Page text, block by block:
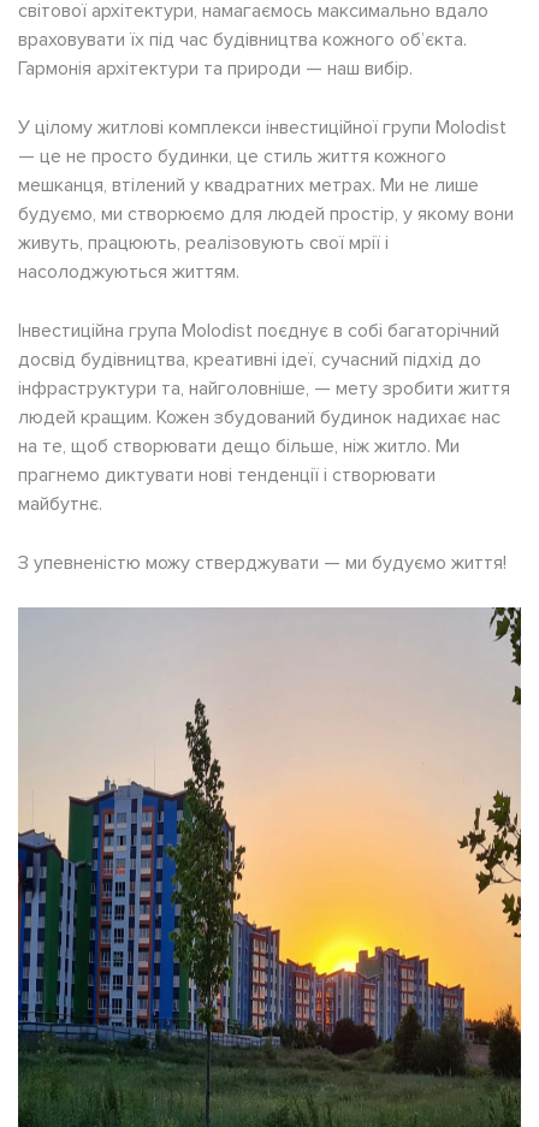
світової архітектури, намагаємось максимально вдало
враховувати їх під час будівництва кожного об’єкта.
Гармонія архітектури та природи — наш вибір.
У цілому житлові комплекси інвестиційної групи Molodist
— це не просто будинки, це стиль життя кожного
мешканця, втілений у квадратних метрах. Ми не лише
будуємо, ми створюємо для людей простір, у якому вони
живуть, працюють, реалізовують свої мрії і
насолоджуються життям.
Інвестиційна група Molodist поєднує в собі багаторічний
досвід будівництва, креативні ідеї, сучасний підхід до
інфраструктури та, найголовніше, — мету зробити життя
людей кращим. Кожен збудований будинок надихає нас
на те, щоб створювати дещо більше, ніж житло. Ми
прагнемо диктувати нові тенденції і створювати
майбутнє.
З упевненістю можу стверджувати — ми будуємо життя!